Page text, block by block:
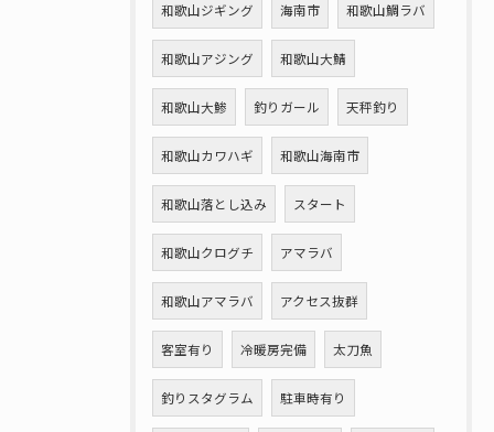
和歌山ジギング 海南市 和歌山鯛ラバ
和歌山アジング 和歌山大鯖
和歌山大鯵 釣りガール 天秤釣り
和歌山カワハギ 和歌山海南市
和歌山落とし込み スタート
和歌山クログチ アマラバ
和歌山アマラバ アクセス抜群
客室有り 冷暖房完備 太刀魚
釣りスタグラム 駐車時有り